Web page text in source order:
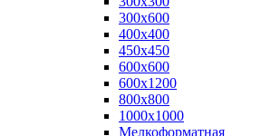
300х600
400х400
450х450
600х600
600х1200
800х800
1000х1000
Мелкоформатная